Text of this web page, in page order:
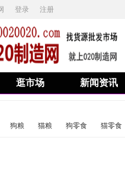
登录 注册
逛市场 新闻资讯
狗粮 猫粮 狗零食 猫零食